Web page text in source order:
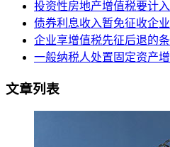
投资性房地产增值税要计
债券利息收入暂免征收企
企业享增值税先征后退的
一般纳税人处置固定资产
文章列表